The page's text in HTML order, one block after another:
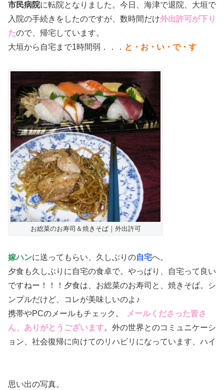
市民病院に転院となりました。今日、海津で退院、大垣で
入院の手続きをしたのですが、数時間だけ外出許可が下り
たので、帰宅しています。
大垣から自宅まで1時間弱．．． と・お・い・で・す
お総菜のお寿司＆焼きそば｜外出許可
嫁ハンに送ってもらい、久しぶりの自宅へ。
夕食も久しぶりに自宅の食卓で。やっぱり、自宅って良い
ですねー！！！夕食は、お総菜のお寿司と、焼きそば。シ
ンプルだけど、コレが美味しいのよ♪
携帯やPCのメールもチェック。
メールくださった皆さ
ん、ありがとうございます。外の世界とのコミュニケーシ
ョン、社会復帰に向けてのリハビリになっています、ハイ
思い出の写真。